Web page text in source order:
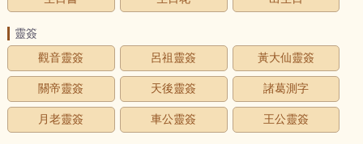
靈簽
觀音靈簽
呂祖靈簽 黃大仙靈簽
關帝靈簽 天後靈簽 諸葛測字
月老靈簽 車公靈簽 王公靈簽